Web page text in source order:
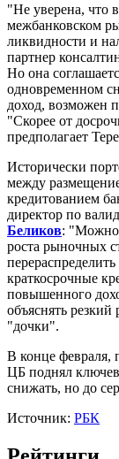
"Не уверена, что
межбанковском
ликвидности и
партнер
Но она
одновременном
доход, возможен
"Скорее от
предполагает
Исторически
между
кредитованием
директор по
Беликов: "Можно
роста рыночных
краткосрочные
повышенного
объяснять
"дочки".
В конце февраля,
ЦБ поднял
снижать, но до
Источник: РБК